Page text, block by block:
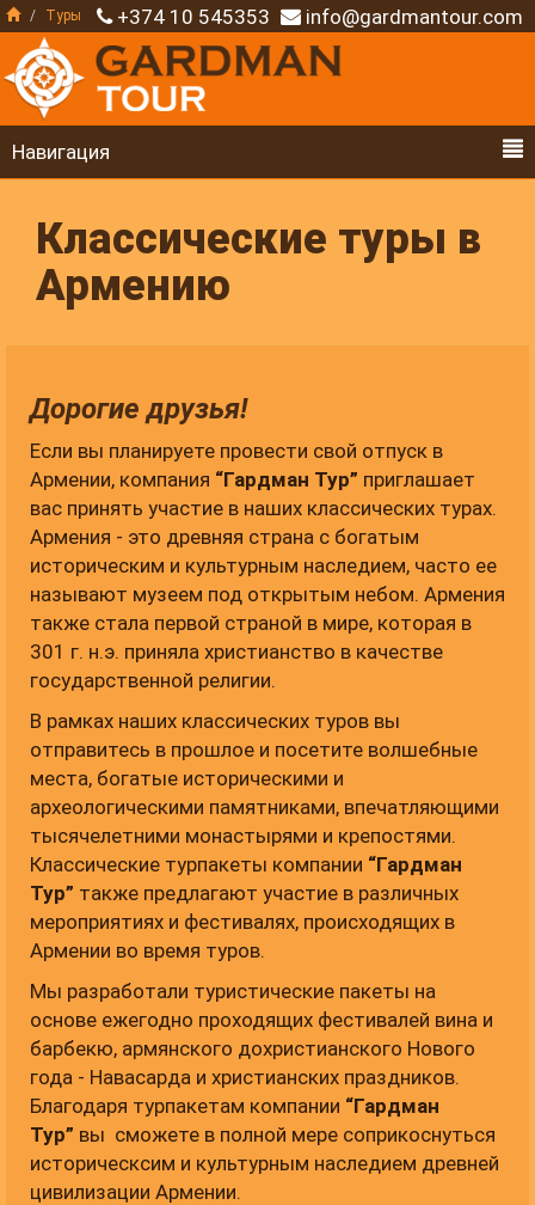
Туры +374 10 545353 info@gardmantour.com
Навигация
Классические туры в
Армению
Дорогие друзья!
Если вы планируете провести свой отпуск в
Армении, компания “Гардман Тур” приглашает
вас принять участие в наших классических турах.
Армения - это древняя страна с богатым
историческим и культурным наследием, часто ее
называют музеем под открытым небом. Армения
также стала первой страной в мире, которая в
301 г. н.э. приняла христианство в качестве
государственной религии.
В рамках наших классических туров вы
отправитесь в прошлое и посетите волшебные
места, богатые историческими и
археологическими памятниками, впечатляющими
тысячелетними монастырями и крепостями.
Классические турпакеты компании “Гардман
Тур” также предлагают участие в различных
мероприятиях и фестивалях, происходящих в
Армении во время туров.
Мы разработали туристические пакеты на
основе ежегодно проходящих фестивалей вина и
барбекю, армянского дохристианского Нового
года - Навасарда и христианских праздников.
Благодаря турпакетам компании “Гардман
Тур” вы сможете в полной мере соприкоснуться
историческсим и культурным наследием древней
цивилизации Армении.